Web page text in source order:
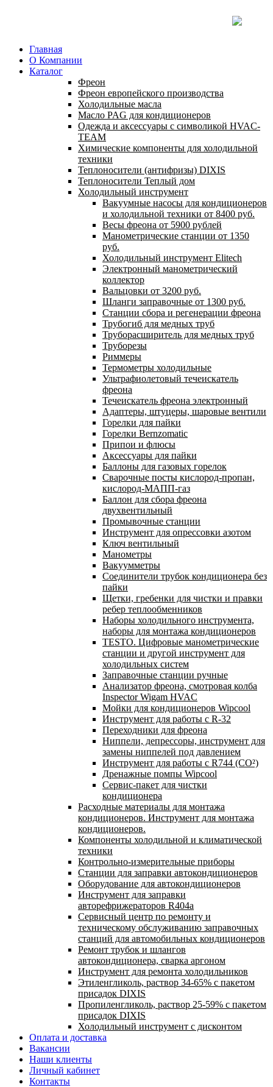
Главная
О Компании
Каталог
Фреон
Фреон европейского производства
Холодильные масла
Масло PAG для кондиционеров
Одежда и аксессуары с символикой HVAC-
TEAM
Химические компоненты для холодильной
техники
Теплоносители (антифризы) DIXIS
Теплоносители Теплый дом
Холодильный инструмент
Вакуумные насосы для кондиционеров
и холодильной техники от 8400 руб.
Весы фреона от 5900 рублей
Манометрические станции от 1350
руб.
Холодильный инструмент Elitech
Электронный манометрический
коллектор
Вальцовки от 3200 руб.
Шланги заправочные от 1300 руб.
Станции сбора и регенерации фреона
Трубогиб для медных труб
Труборасширитель для медных труб
Труборезы
Риммеры
Термометры холодильные
Ультрафиолетовый течеискатель
фреона
Течеискатель фреона электронный
Адаптеры, штуцеры, шаровые вентили
Горелки для пайки
Горелки Bernzomatic
Припои и флюсы
Аксессуары для пайки
Баллоны для газовых горелок
Сварочные посты кислород-пропан,
кислород-МАПП-газ
Баллон для сбора фреона
двухвентильный
Промывочные станции
Инструмент для опрессовки азотом
Ключ вентильный
Манометры
Вакуумметры
Соединители трубок кондиционера без
пайки
Щетки, гребенки для чистки и правки
ребер теплообменников
Наборы холодильного инструмента,
наборы для монтажа кондиционеров
TESTO. Цифровые манометрические
станции и другой инструмент для
холодильных систем
Заправочные станции ручные
Анализатор фреона, смотровая колба
Inspector Wigam HVAC
Мойки для кондиционеров Wipcool
Инструмент для работы с R-32
Переходники для фреона
Ниппели, депрессоры, инструмент для
замены ниппелей под давлением
Инструмент для работы с R744 (CO²)
Дренажные помпы Wipcool
Сервис-пакет для чистки
кондиционера
Расходные материалы для монтажа
кондиционеров. Инструмент для монтажа
кондиционеров.
Компоненты холодильной и климатической
техники
Контрольно-измерительные приборы
Станции для заправки автокондиционеров
Оборудование для автокондиционеров
Инструмент для заправки
авторефрижераторов R404a
Сервисный центр по ремонту и
техническому обслуживанию заправочных
станций для автомобильных кондиционеров
Ремонт трубок и шлангов
автокондиционера, сварка аргоном
Инструмент для ремонта холодильников
Этиленгликоль, раствор 34-65% с пакетом
присадок DIXIS
Пропиленгликоль, раствор 25-59% с пакетом
присадок DIXIS
Холодильный инструмент с дисконтом
Оплата и доставка
Вакансии
Наши клиенты
Личный кабинет
Контакты